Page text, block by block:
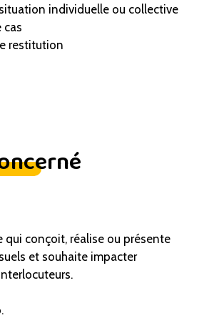
individuelle ou collective
cas
restitution
qui conçoit, réalise ou présente
et souhaite impacter